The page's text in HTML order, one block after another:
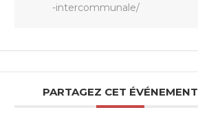
-intercommunale/
PARTAGEZ CET ÉVÉNEMENT